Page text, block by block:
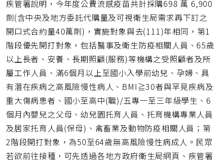
疾管署說明，今年度公費流感疫苗共計採購698 萬 6,900
劑(含中央及地方委託代購量及可視衛生局需求再下訂之
開口式合約量40萬劑)，實施對象與去(111)年相同，第1
階段優先開打對象，包括醫事及衛生防疫相關人員、65歲
以上長者、安養、長期照顧(服務)等機構之受照顧者及所
屬工作人員、滿6個月以上至國小入學前幼兒、孕婦、具
有潛在疾病之高風險慢性病人、BMI≧30者與罕見疾病及
重大傷病患者、國小至高中(職)/五專一至三年級學生、6
個月內嬰兒之父母、幼兒園托育人員、托育機構專業人員
及居家托育人員(保母)、禽畜業及動物防疫相關人員；第
2階段開打對象，為50至64歲無高風險慢性病成人。民眾
若欲前往接種，可先透過各地方政府衛生局網頁、疾管署